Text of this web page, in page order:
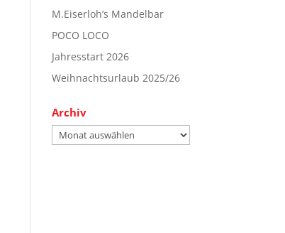
M.Eiserloh’s Mandelbar
POCO LOCO
Jahresstart 2026
Weihnachtsurlaub 2025/26
Archiv
Archiv